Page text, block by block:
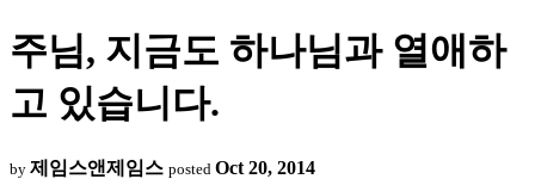
주님, 지금도 하나님과 열애하
고 있습니다.
by 제임스앤제임스 posted Oct 20, 2014